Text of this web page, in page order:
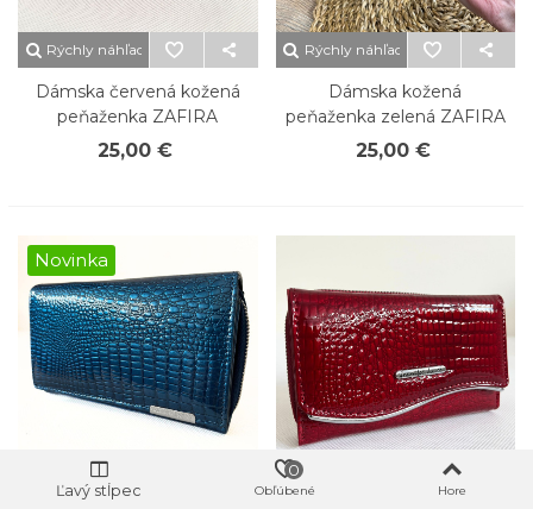
Rýchly náhľad
Dámska červená kožená
peňaženka ZAFIRA
25,00 €
Rýchly náhľad
Dámska kožená
peňaženka zelená ZAFIRA
25,00 €
Novinka
Rýchly náhľad Rýchly náhľad
Ľavý stĺpec Obľúbené
0
Hore